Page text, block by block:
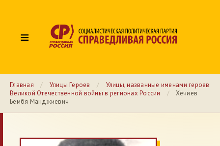
≡
Главная / Улицы Героев /
Улицы, названные именами героев
Великой Отечественной войны в регионах России
/
Хечиев
Бембя Манджиевич